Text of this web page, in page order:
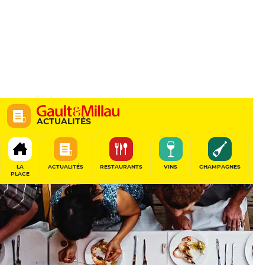
ACTUALITÉS
LA
PLACE
ACTUALITÉS RESTAURANTS VINS CHAMPAGNES